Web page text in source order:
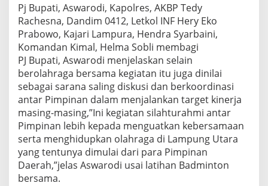
a
L
a
t
i
h
a
n
B
a
d
m
i
n
t
o
Pj Bupati, Aswarodi, Kapolres, AKBP Tedy
Rachesna, Dandim 0412, Letkol INF Hery Eko
Prabowo, Kajari Lampura, Hendra Syarbaini,
Komandan Kimal, Helma Sobli membagi
PJ Bupati, Aswarodi menjelaskan selain
berolahraga bersama kegiatan itu juga dinilai
sebagai sarana saling diskusi dan berkoordinasi
antar Pimpinan dalam menjalankan target kinerja
masing-masing,”Ini kegiatan silahturahmi antar
Pimpinan lebih kepada menguatkan kebersamaan
serta menghidupkan olahraga di Lampung Utara
yang tentunya dimulai dari para Pimpinan
Daerah,”jelas Aswarodi usai latihan Badminton
bersama.